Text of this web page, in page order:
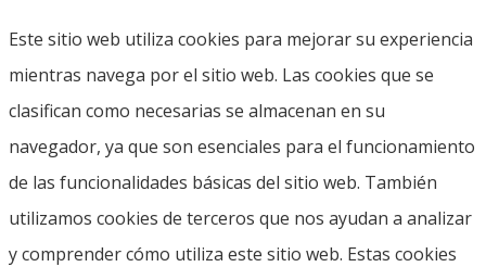
Este sitio web utiliza cookies para mejorar su experiencia
mientras navega por el sitio web. Las cookies que se
clasifican como necesarias se almacenan en su
navegador, ya que son esenciales para el funcionamiento
de las funcionalidades básicas del sitio web. También
utilizamos cookies de terceros que nos ayudan a analizar
y comprender cómo utiliza este sitio web. Estas cookies